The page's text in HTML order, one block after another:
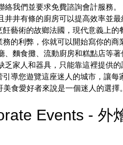
我們並要求免費諮詢會計服務
井井有條的廚房可以提高效率並
藝術的故鄉法國，現代意義上
的利弊，你就可以開始寫你的商
麵食攤、流動廚房和糕點店等
家人和器具，只能靠這裡提供
導您遊覽這座迷人的城市，讓每
食愛好者來說是一個迷人的選擇。
Events - 外